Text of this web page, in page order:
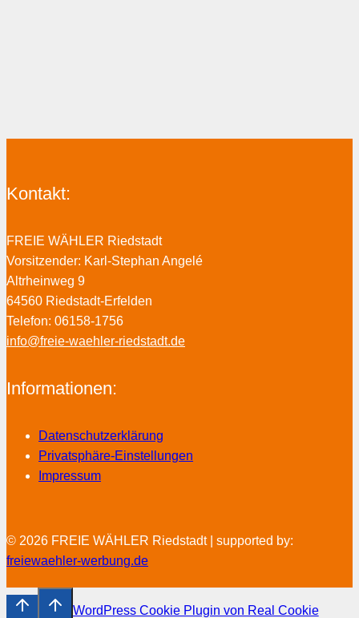
Kontakt:
FREIE WÄHLER Riedstadt
Vorsitzender: Karl-Stephan Angelé
Altrheinweg 9
64560 Riedstadt-Erfelden
Telefon: 06158-1756
info@freie-waehler-riedstadt.de
Informationen:
Datenschutzerklärung
Privatsphäre-Einstellungen
Impressum
© 2026 FREIE WÄHLER Riedstadt | supported by:
freiewaehler-werbung.de
WordPress Cookie Plugin von Real Cookie